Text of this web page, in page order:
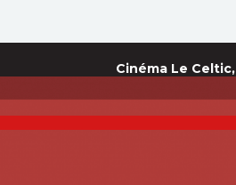
Cinéma Le Celtic,